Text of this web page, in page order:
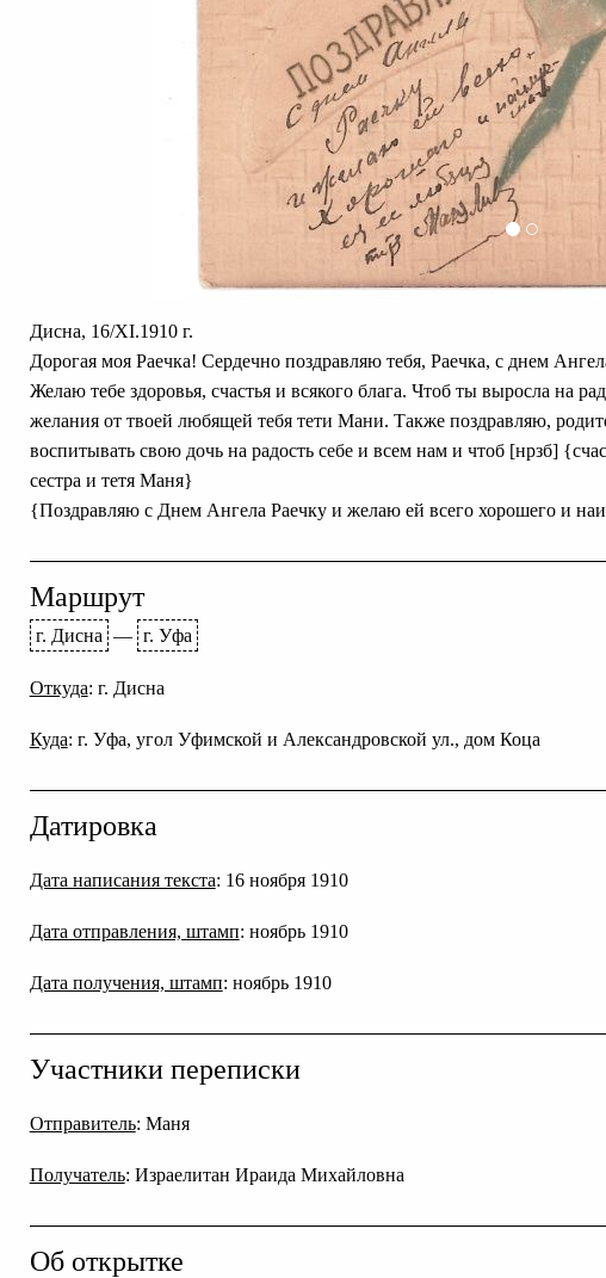
Дисна, 16/XI.1910 г.
Дорогая моя Раечка! Сердечно поздравляю тебя, Раечка, с днем
Желаю тебе здоровья, счастья и всякого блага. Чтоб ты выросла на
желания от твоей любящей тебя тети Мани. Также поздравляю,
воспитывать свою дочь на радость себе и всем нам и чтоб [нрзб]
сестра и тетя Маня}
{Поздравляю с Днем Ангела Раечку и желаю ей всего хорошего и
Маршрут
г. Дисна — г. Уфа
Откуда: г. Дисна
Куда: г. Уфа, угол Уфимской и Александровской ул., дом Коца
Датировка
Дата написания текста: 16 ноября 1910
Дата отправления, штамп: ноябрь 1910
Дата получения, штамп: ноябрь 1910
Участники переписки
Отправитель: Маня
Получатель: Израелитан Ираида Михайловна
Об открытке